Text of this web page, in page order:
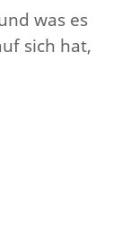
was es
sich hat,